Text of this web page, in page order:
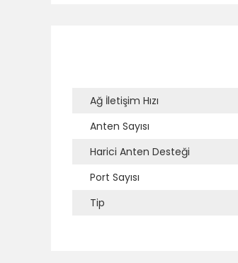
Ağ İletişim Hızı
Anten Sayısı
Harici Anten Desteği
Port Sayısı
Tip